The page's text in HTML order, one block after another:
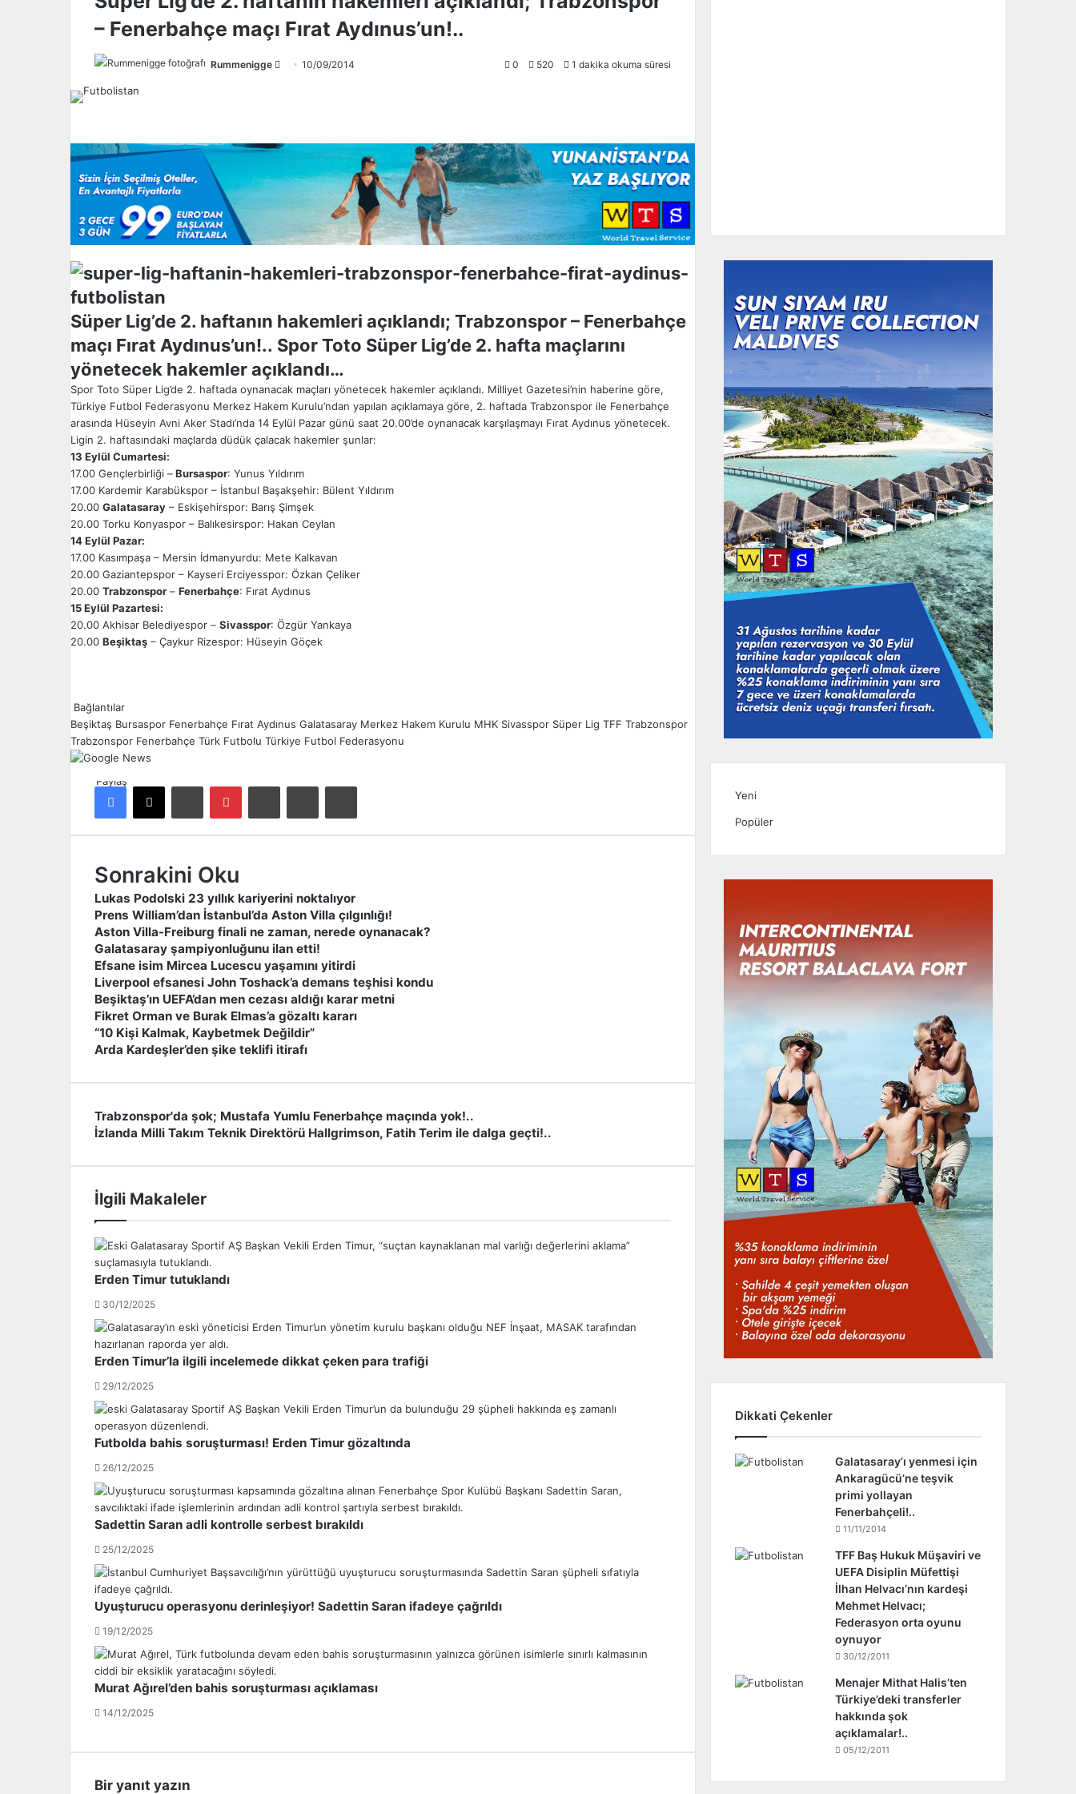
– Fenerbahçe maçı Fırat Aydınus’un!..
Rummenigge
o
w
o
10/09/2014 0 520 1 dakika okuma süresi
Süper Lig’de 2. haftanın hakemleri açıklandı; Trabzonspor – Fenerbahçe
maçı Fırat Aydınus’un!.. Spor Toto Süper Lig’de 2. hafta maçlarını
yönetecek hakemler açıklandı…
Spor Toto Süper Lig’de 2. haftada oynanacak maçları yönetecek hakemler açıklandı. Milliyet Gazetesi’nin haberine göre,
Türkiye Futbol Federasyonu Merkez Hakem Kurulu’ndan yapılan açıklamaya göre, 2. haftada Trabzonspor ile Fenerbahçe
arasında Hüseyin Avni Aker Stadı’nda 14 Eylül Pazar günü saat 20.00’de oynanacak karşılaşmayı Fırat Aydınus yönetecek.
Ligin 2. haftasındaki maçlarda düdük çalacak hakemler şunlar:
13 Eylül Cumartesi:
17.00 Gençlerbirliği –Bursaspor: Yunus Yıldırım
17.00 Kardemir Karabükspor – İstanbul Başakşehir: Bülent Yıldırım
20.00 Galatasaray – Eskişehirspor: Barış Şimşek
20.00 Torku Konyaspor – Balıkesirspor: Hakan Ceylan
14 Eylül Pazar:
17.00 Kasımpaşa – Mersin İdmanyurdu: Mete Kalkavan
20.00 Gaziantepspor – Kayseri Erciyesspor: Özkan Çeliker
20.00 Trabzonspor – Fenerbahçe: Fırat Aydınus
15 Eylül Pazartesi:
20.00 Akhisar Belediyespor – Sivasspor: Özgür Yankaya
20.00 Beşiktaş – Çaykur Rizespor: Hüseyin Göçek
Bağlantılar
Beşiktaş Bursaspor Fenerbahçe Fırat Aydınus Galatasaray Merkez Hakem Kurulu MHK Sivasspor Süper Lig TFF Trabzonspor
Trabzonspor Fenerbahçe Türk Futbolu Türkiye Futbol Federasyonu
Paylaş
Sonrakini Oku
Lukas Podolski 23 yıllık kariyerini noktalıyor
Prens William’dan İstanbul’da Aston Villa çılgınlığı!
Aston Villa-Freiburg finali ne zaman, nerede oynanacak?
Galatasaray şampiyonluğunu ilan etti!
Efsane isim Mircea Lucescu yaşamını yitirdi
Liverpool efsanesi John Toshack’a demans teşhisi kondu
Beşiktaş’ın UEFA’dan men cezası aldığı karar metni
Fikret Orman ve Burak Elmas’a gözaltı kararı
“10 Kişi Kalmak, Kaybetmek Değildir”
Arda Kardeşler’den şike teklifi itirafı
T
r
b
p
o
r
'
d
a
ş
o
k
;
t
a
f
a
u
m
l
u
e
n
e
r
ç
m
Trabzonspor'da şok; Mustafa Yumlu Fenerbahçe maçında yok!..
İ
l
M
i
l
l
i
T
a
k
ı
m
n
i
k
D
r
e
k
t
r
ü
H
a
r
m
İzlanda Milli Takım Teknik Direktörü Hallgrimson, Fatih Terim ile dalga geçti!..
İlgili Makaleler
Erden Timur tutuklandı
30/12/2025
Erden Timur’la ilgili incelemede dikkat çeken para trafiği
29/12/2025
Futbolda bahis soruşturması! Erden Timur gözaltında
26/12/2025
Sadettin Saran adli kontrolle serbest bırakıldı
25/12/2025
Uyuşturucu operasyonu derinleşiyor! Sadettin Saran ifadeye çağrıldı
19/12/2025
Murat Ağırel’den bahis soruşturması açıklaması
14/12/2025
Bir yanıt yazın
Yeni
Popüler
Dikkati Çekenler
Galatasaray’ı yenmesi için
Ankaragücü’ne teşvik
primi yollayan
Fenerbahçeli!..
11/11/2014
TFF Baş Hukuk Müşaviri ve
UEFA Disiplin Müfettişi
İlhan Helvacı’nın kardeşi
Mehmet Helvacı;
Federasyon orta oyunu
oynuyor
30/12/2011
Menajer Mithat Halis’ten
Türkiye’deki transferler
hakkında şok
açıklamalar!..
05/12/2011